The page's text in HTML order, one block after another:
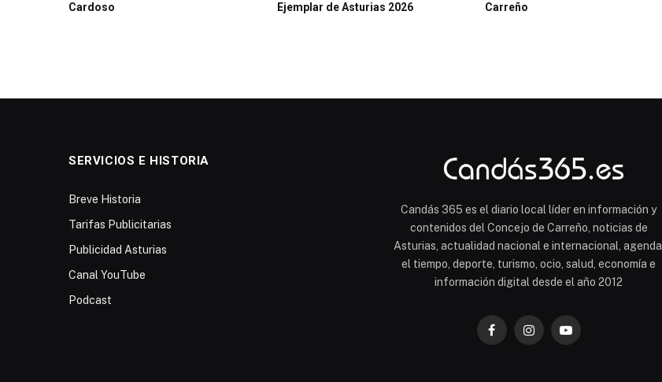
Cardoso
Ejemplar de Asturias 2026
Carreño
SERVICIOS E HISTORIA
Breve Historia
Tarifas Publicitarias
Publicidad Asturias
Canal YouTube
Podcast
Candás 365 es el diario local líder en información y
contenidos del Concejo de Carreño, noticias de
Asturias, actualidad nacional e internacional, agenda,
el tiempo, deporte, turismo, ocio, salud, economía e
información digital desde el año 2012
FacebookInstagramYouTube